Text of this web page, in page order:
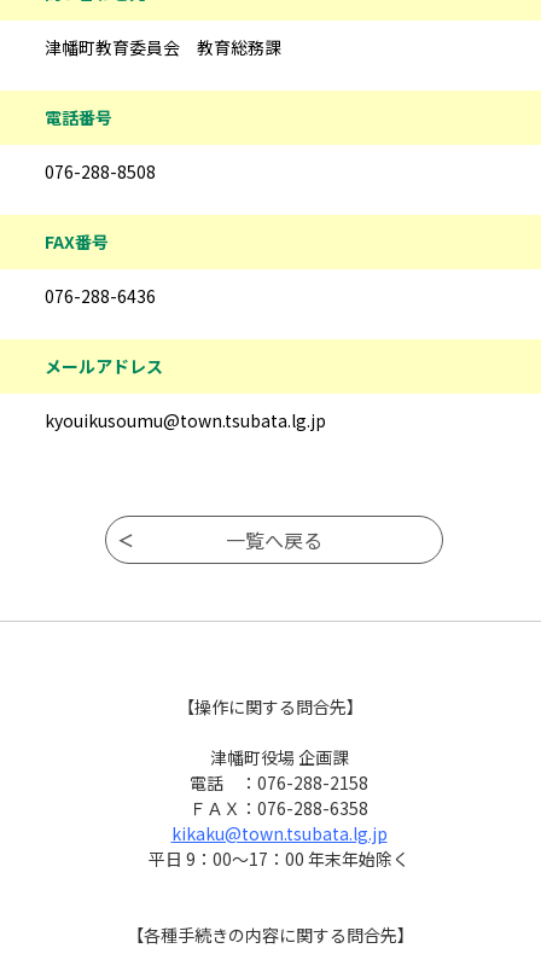
津幡町教育委員会 教育総務課
電話番号
076-288-8508
FAX番号
076-288-6436
メールアドレス
kyouikusoumu@town.tsubata.lg.jp
【操作に関する問合先】
津幡町役場 企画課
電話 ：076-288-2158
ＦＡＸ：076-288-6358
kikaku@town.tsubata.lg.jp
平日 9：00～17：00 年末年始除く
【各種手続きの内容に関する問合先】